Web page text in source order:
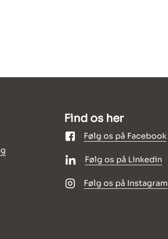
Find os her
Følg os på Facebook
Følg os på Linkedin
Følg os på Instagram